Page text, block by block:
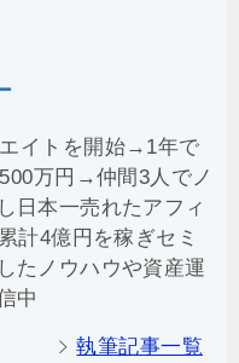
イトを開始→1年で
万円→仲間3人でノ
日本一売れたアフィ
計4億円を稼ぎセミ
たノウハウや資産運
中
執筆記事一覧